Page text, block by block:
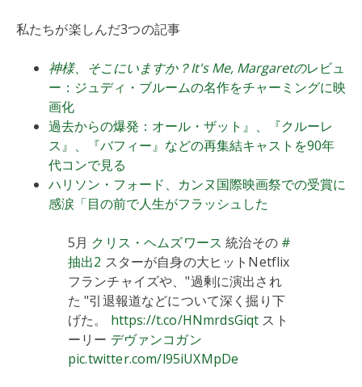
私たちが楽しんだ3つの記事
神様、そこにいますか？It's Me, Margaretのレビュ
ー：ジュディ・ブルームの名作をチャーミングに映
画化
過去からの爆発：オール・ザット』、『クルーレ
ス』、『バフィー』などの再集結キャストを90年
代コンで見る
ハリソン・フォード、カンヌ国際映画祭での受賞に
感涙「目の前で人生がフラッシュした
5月 クリス・ヘムズワース 統治その #
抽出2 スターが自身の大ヒットNetflix
フランチャイズや、"過剰に演出され
た "引退報道などについて深く掘り下
げた。 https://t.co/HNmrdsGiqt スト
ーリー デヴァンコガン
pic.twitter.com/l95iUXMpDe